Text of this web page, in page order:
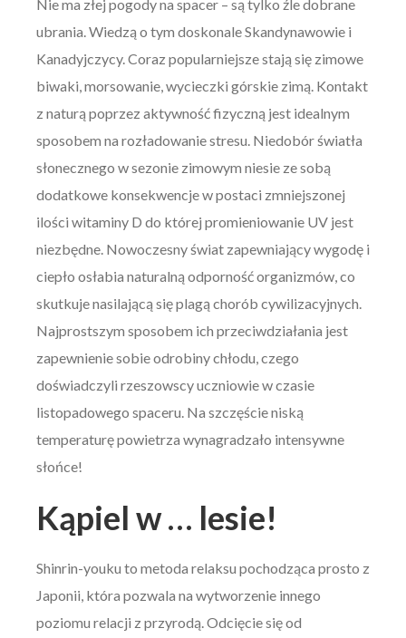
Nie ma złej pogody na spacer – są tylko źle dobrane
ubrania. Wiedzą o tym doskonale Skandynawowie i
Kanadyjczycy. Coraz popularniejsze stają się zimowe
biwaki, morsowanie, wycieczki górskie zimą. Kontakt
z naturą poprzez aktywność fizyczną jest idealnym
sposobem na rozładowanie stresu. Niedobór światła
słonecznego w sezonie zimowym niesie ze sobą
dodatkowe konsekwencje w postaci zmniejszonej
ilości witaminy D do której promieniowanie UV jest
niezbędne. Nowoczesny świat zapewniający wygodę i
ciepło osłabia naturalną odporność organizmów, co
skutkuje nasilającą się plagą chorób cywilizacyjnych.
Najprostszym sposobem ich przeciwdziałania jest
zapewnienie sobie odrobiny chłodu, czego
doświadczyli rzeszowscy uczniowie w czasie
listopadowego spaceru. Na szczęście niską
temperaturę powietrza wynagradzało intensywne
słońce!
Kąpiel w … lesie!
Shinrin-youku to metoda relaksu pochodząca prosto z
Japonii, która pozwala na wytworzenie innego
poziomu relacji z przyrodą. Odcięcie się od